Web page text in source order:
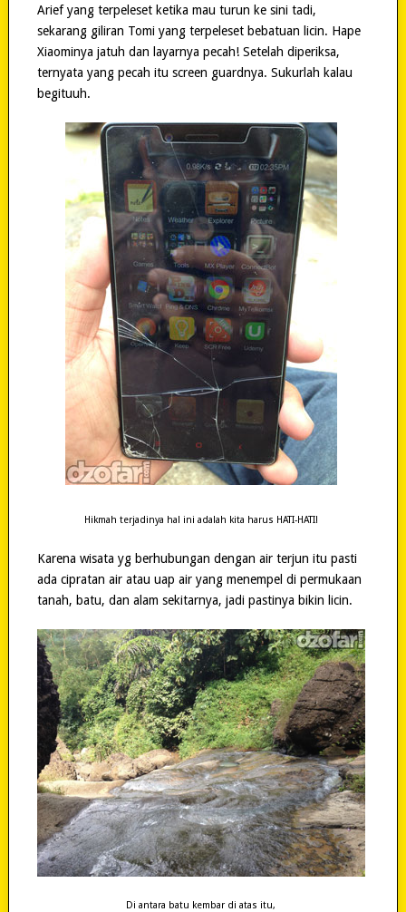
Arief yang terpeleset ketika mau turun ke sini tadi,
sekarang giliran Tomi yang terpeleset bebatuan licin. Hape
Xiaominya jatuh dan layarnya pecah! Setelah diperiksa,
ternyata yang pecah itu screen guardnya. Sukurlah kalau
begituuh.
Hikmah terjadinya hal ini adalah kita harus HATI-HATI!
Karena wisata yg berhubungan dengan air terjun itu pasti
ada cipratan air atau uap air yang menempel di permukaan
tanah, batu, dan alam sekitarnya, jadi pastinya bikin licin.
Di antara batu kembar di atas itu,